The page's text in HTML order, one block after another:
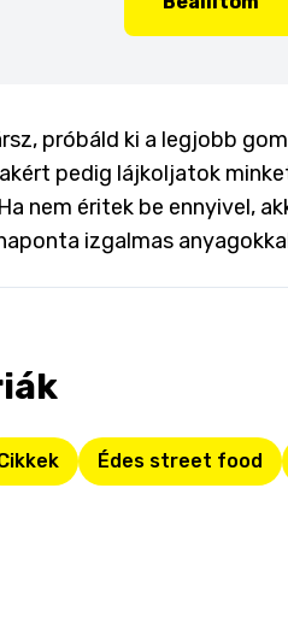
próbáld ki a legjobb
pedig lájkoljatok
nem éritek be ennyivel,
izgalmas
Édes street food